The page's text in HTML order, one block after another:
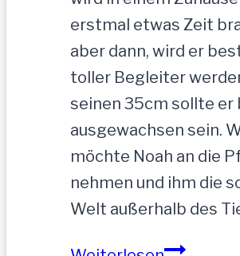
erstmal etwas Zeit
aber dann, wird er
toller Begleiter
seinen 35cm sollte er
ausgewachsen sein.
möchte Noah an die
nehmen und ihm die
Welt außerhalb des
NOAH-